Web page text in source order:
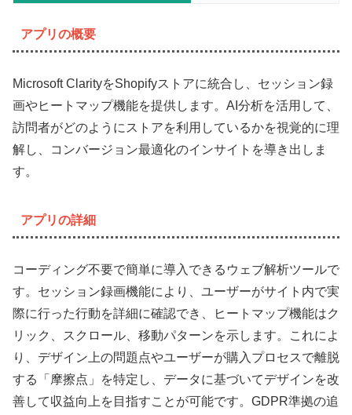
アプリの概要
Microsoft ClarityをShopifyストアに統合し、セッション録
画やヒートマップ機能を提供します。AI分析を活用して、
訪問者がどのようにストアを利用しているかを視覚的に理
解し、コンバージョン最適化のインサイトを導き出しま
す。
アプリの詳細
コーディング不要で簡単に導入できるウェブ解析ツールで
す。セッション録画機能により、ユーザーがサイト内で実
際に行った行動を詳細に確認でき、ヒートマップ機能はク
リック、スクロール、移動パターンを示します。これによ
り、デザイン上の問題点やユーザーが購入プロセスで離脱
する「摩擦点」を特定し、データに基づいてデザインを改
善して収益向上を目指すことが可能です。GDPR準拠の追